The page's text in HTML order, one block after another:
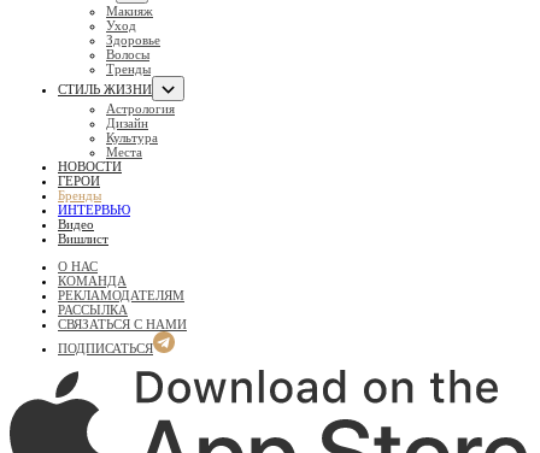
Макияж
Уход
Здоровье
Волосы
Тренды
СТИЛЬ ЖИЗНИ
Астрология
Дизайн
Культура
Места
НОВОСТИ
ГЕРОИ
Бренды
ИНТЕРВЬЮ
Видео
Вишлист
О НАС
КОМАНДА
РЕКЛАМОДАТЕЛЯМ
РАССЫЛКА
СВЯЗАТЬСЯ С НАМИ
ПОДПИСАТЬСЯ